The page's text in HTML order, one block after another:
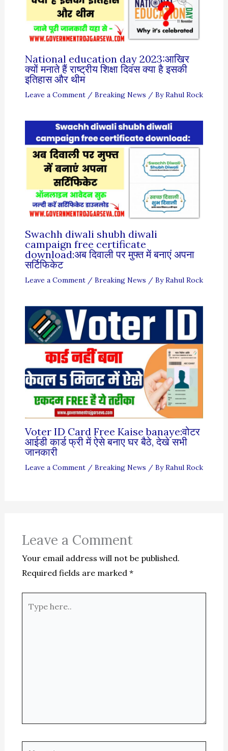
National education day 2023:आखिर
क्यों मनाते हैं राष्ट्रीय शिक्षा दिवस क्या है इसकी
इतिहास और थीम
Leave a Comment / Breaking News / ByRahul Rock
Swachh diwali shubh diwali
campaign free certificate
download:अब दिवाली पर मुफ्त में बनाएं अपना
सर्टिफिकेट
Leave a Comment / Breaking News / ByRahul Rock
Voter ID Card Free Kaise banaye:वोटर
आईडी कार्ड फ्री में ऐसे बनाए घर बैठे, देखे सभी
जानकारी
Leave a Comment / Breaking News / ByRahul Rock
Leave a Comment
Your email address will not be published.
Required fields are marked *
here..